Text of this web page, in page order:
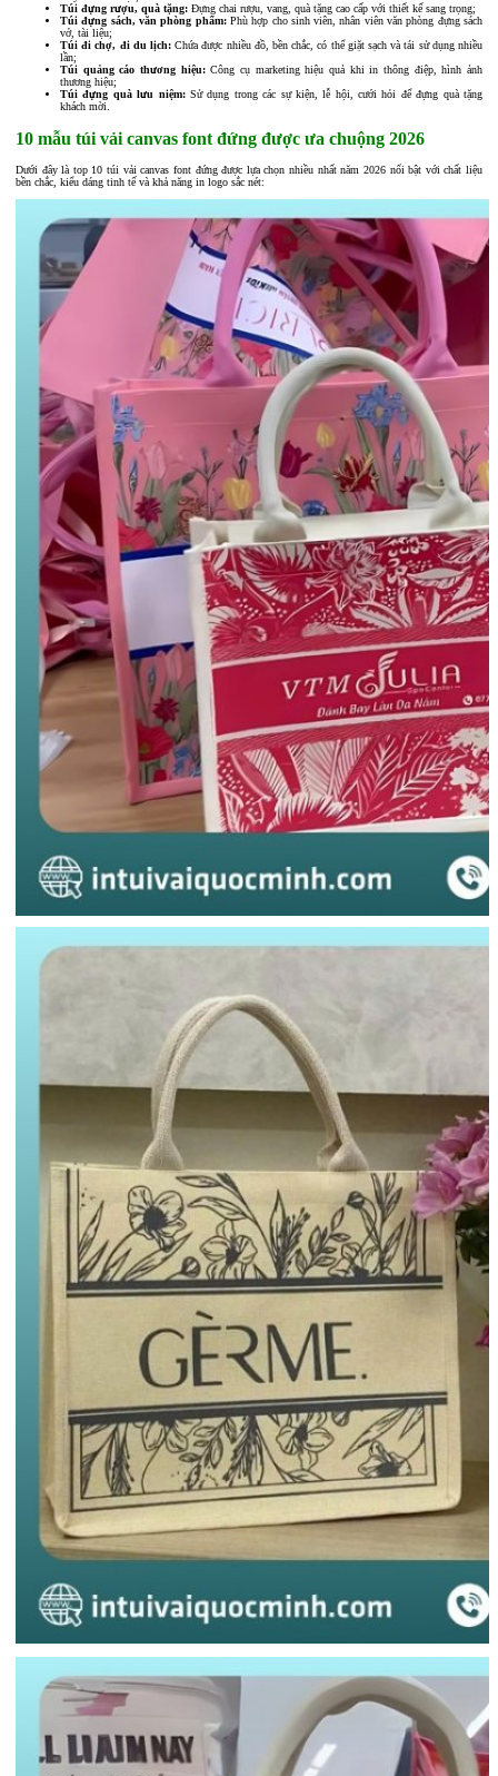
Túi đựng rượu, quà tặng: Đựng chai rượu, vang, quà tặng cao cấp với thiết kế sang trọng;
Túi đựng sách, văn phòng phẩm: Phù hợp cho sinh viên, nhân viên văn phòng đựng sách
vở, tài liệu;
Túi đi chợ, đi du lịch:Chứa được nhiều đồ, bền chắc, có thể giặt sạch và tái sử dụng nhiều
lần;
Túi quảng cáo thương hiệu:Công cụ marketing hiệu quả khi in thông điệp, hình ảnh
thương hiệu;
Túi đựng quà lưu niệm: Sử dụng trong các sự kiện, lễ hội, cưới hỏi để đựng quà tặng
khách mời.
10 mẫu túi vải canvas font đứng được ưa chuộng 2026
Dưới đây là top 10 túi vải canvas font đứng được lựa chọn nhiều nhất năm 2026 nổi bật với chất liệu
bền chắc, kiểu dáng tinh tế và khả năng in logo sắc nét: